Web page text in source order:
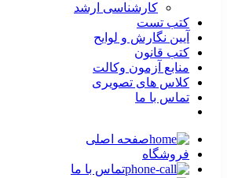
کارشناسی ارشد
کتب تست
آیین نگارش و لوایح
کتب قانون
منابع آزمون وکالت
کلاس های تصویری
تماس با ما
صفحه اصلی
فروشگاه
تماس با ما